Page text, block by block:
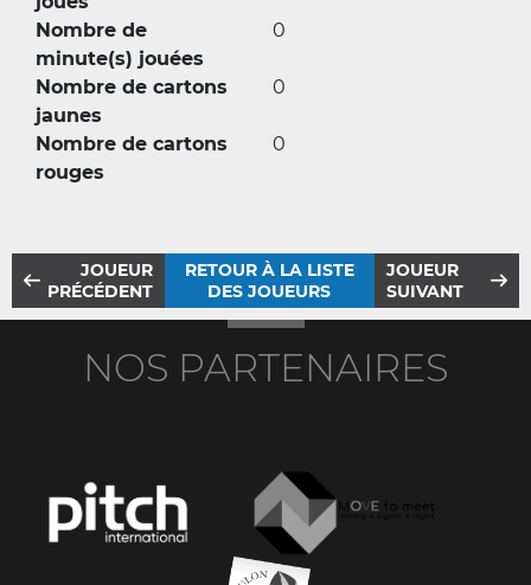
Nombre de
minute(s) jouées
0
Nombre de cartons
jaunes
0
Nombre de cartons
rouges
0
JOUEUR
PRÉCÉDENT
RETOUR À LA LISTE
DES JOUEURS
JOUEUR
SUIVANT
NOS PARTENAIRES